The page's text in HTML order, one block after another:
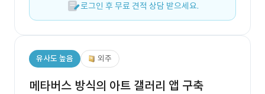
로그인 후 무료 견적 상담 받으세요.
유사도 높음 외주
메타버스 방식의 아트 갤러리 앱 구축